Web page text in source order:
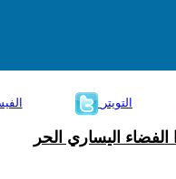
التويتر
اليساري الحر